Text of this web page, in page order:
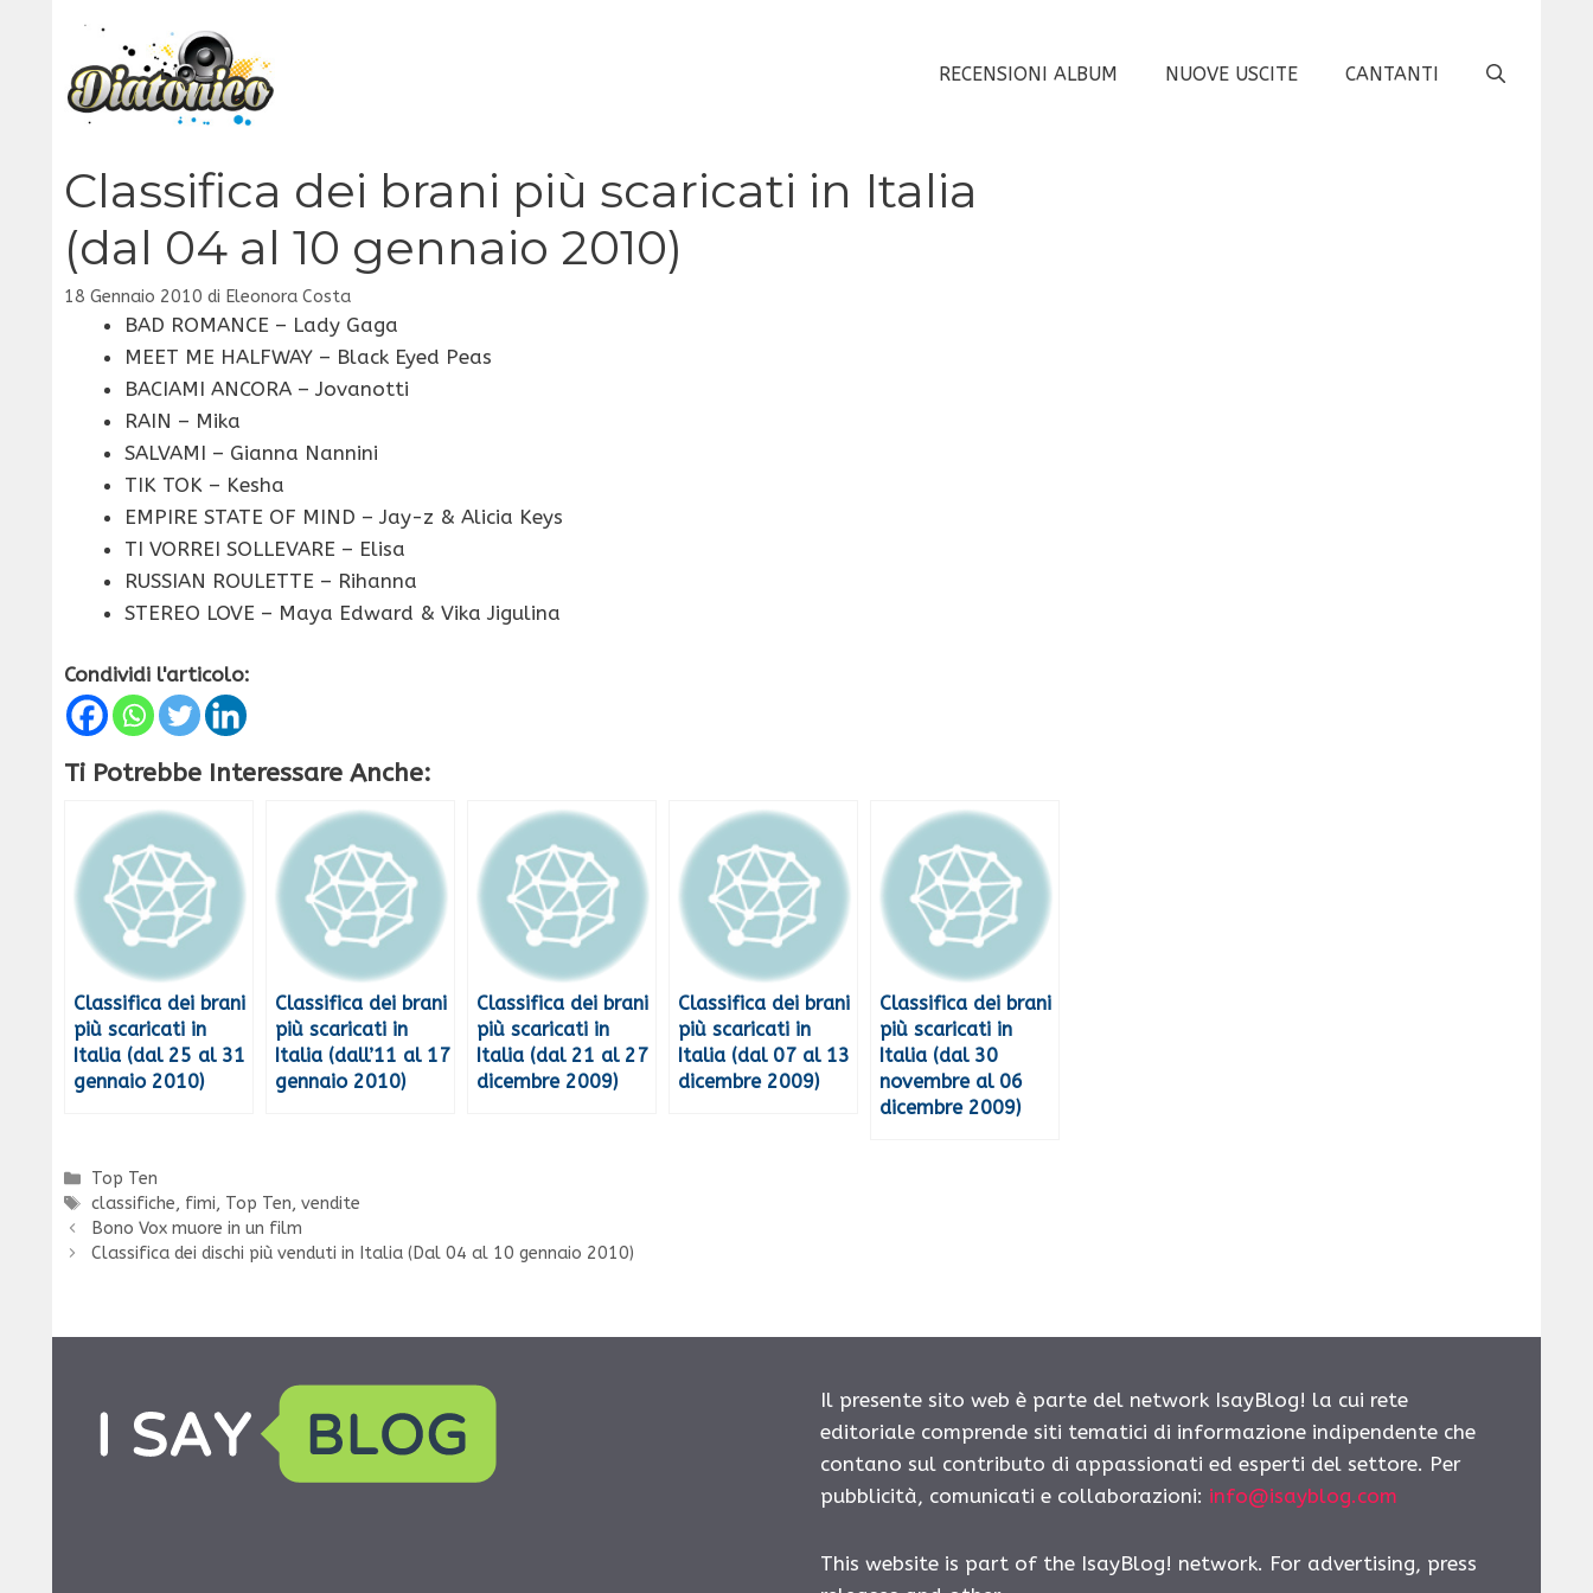
contenuto
RECENSIONI ALBUM NUOVE USCITE CANTANTI
Classifica dei brani più scaricati in Italia
(dal 04 al 10 gennaio 2010)
18 Gennaio 2010 di Eleonora Costa
BAD ROMANCE – Lady Gaga
MEET ME HALFWAY – Black Eyed Peas
BACIAMI ANCORA – Jovanotti
RAIN – Mika
SALVAMI – Gianna Nannini
TIK TOK – Kesha
EMPIRE STATE OF MIND – Jay-z & Alicia Keys
TI VORREI SOLLEVARE – Elisa
RUSSIAN ROULETTE – Rihanna
STEREO LOVE – Maya Edward & Vika Jigulina
Condividi l'articolo:
Ti Potrebbe Interessare Anche:
Classifica dei brani
più scaricati in
Italia (dal 25 al 31
gennaio 2010)
Classifica dei brani
più scaricati in
Italia (dall’11 al 17
gennaio 2010)
Classifica dei brani
più scaricati in
Italia (dal 21 al 27
dicembre 2009)
Classifica dei brani
più scaricati in
Italia (dal 07 al 13
dicembre 2009)
Classifica dei brani
più scaricati in
Italia (dal 30
novembre al 06
dicembre 2009)
Categorie
Top Ten
Tag
classifiche, fimi, Top Ten,vendite
Bono Vox muore in un film
Classifica dei dischi più venduti in Italia (Dal 04 al 10 gennaio 2010)
Il presente sito web è parte del network IsayBlog! la cui rete
editoriale comprende siti tematici di informazione indipendente che
contano sul contributo di appassionati ed esperti del settore. Per
pubblicità, comunicati e collaborazioni: info@isayblog.com
This website is part of the IsayBlog! network. For advertising, press